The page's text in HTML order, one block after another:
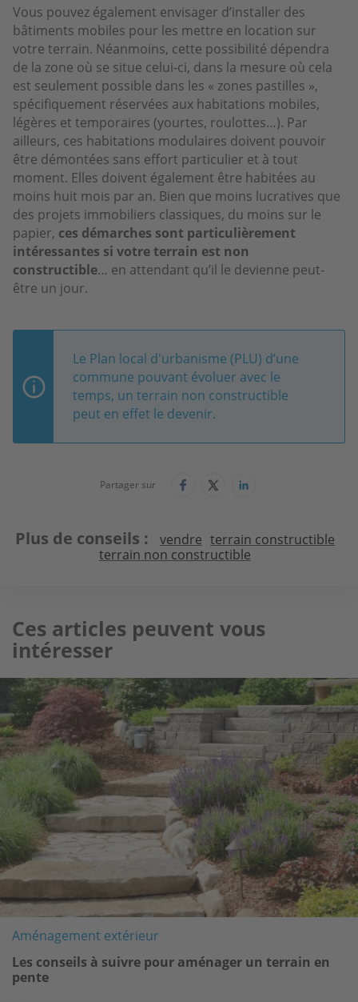
Vous pouvez également envisager d’installer des
bâtiments mobiles pour les mettre en location sur
votre terrain. Néanmoins, cette possibilité dépendra
de la zone où se situe celui-ci, dans la mesure où cela
est seulement possible dans les « zones pastilles »,
spécifiquement réservées aux habitations mobiles,
légères et temporaires (yourtes, roulottes…). Par
ailleurs, ces habitations modulaires doivent pouvoir
être démontées sans effort particulier et à tout
moment. Elles doivent également être habitées au
moins huit mois par an. Bien que moins lucratives que
des projets immobiliers classiques, du moins sur le
papier, ces démarches sont particulièrement
intéressantes si votre terrain est non
constructible… en attendant qu’il le devienne peut-
être un jour.
Le Plan local d'urbanisme (PLU) d’une
commune pouvant évoluer avec le
temps, un terrain non constructible
peut en effet le devenir.
Partager sur
Plus de conseils vendre terrain constructible
terrain non constructible
Ces articles peuvent vous
intéresser
Image
Aménagement extérieur
Les conseils à suivre pour aménager un terrain en
pente